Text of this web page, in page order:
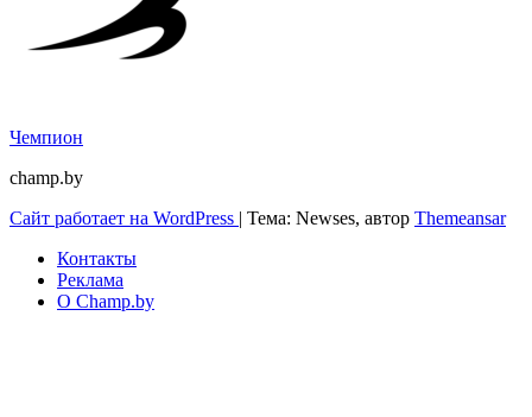
Чемпион
champ.by
Сайт работает на WordPress | Тема: Newses, автор Themeansar
Контакты
Реклама
О Champ.by